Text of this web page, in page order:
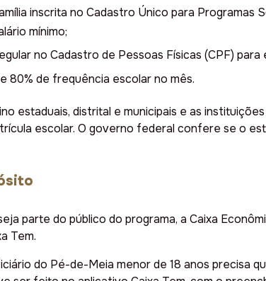
inscrita no Cadastro Único para
mínimo;
no Cadastro de Pessoas Físicas (CPF) para
80% de frequência escolar no mês.
estaduais, distrital e municipais e as
escolar. O governo federal confere se o
parte do público do programa, a Caixa
Tem.
do Pé-de-Meia menor de 18 anos precisa